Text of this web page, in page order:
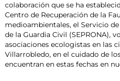
colaboración que se ha
Centro de Recuperación de la
medioambientales, el Servicio
de la Guardia Civil (SEPRONA),
asociaciones ecologistas en las
Villarrobledo, en el cuidado de
encuentran en estas fechas en